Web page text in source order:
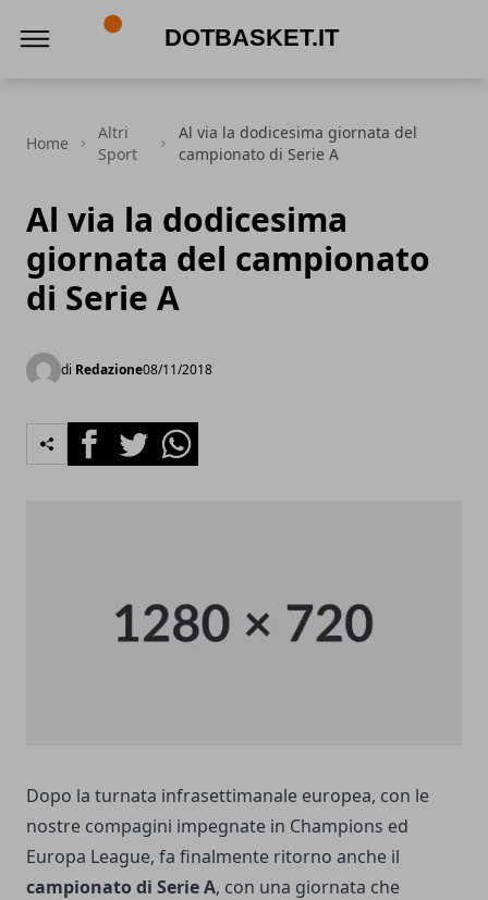
Home
Altri
Sport
Al via la dodicesima giornata del
campionato di Serie A
Al via la dodicesima
giornata del campionato
di Serie A
di Redazione08/11/2018
FacebookTwitterWhatsapp
Dopo la turnata infrasettimanale europea, con le
nostre compagini impegnate in Champions ed
Europa League, fa finalmente ritorno anche il
campionato di Serie A, con una giornata che